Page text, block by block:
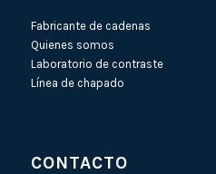
Fabricante de cadenas
Quienes somos
Laboratorio de contraste
Línea de chapado
CONTACTO